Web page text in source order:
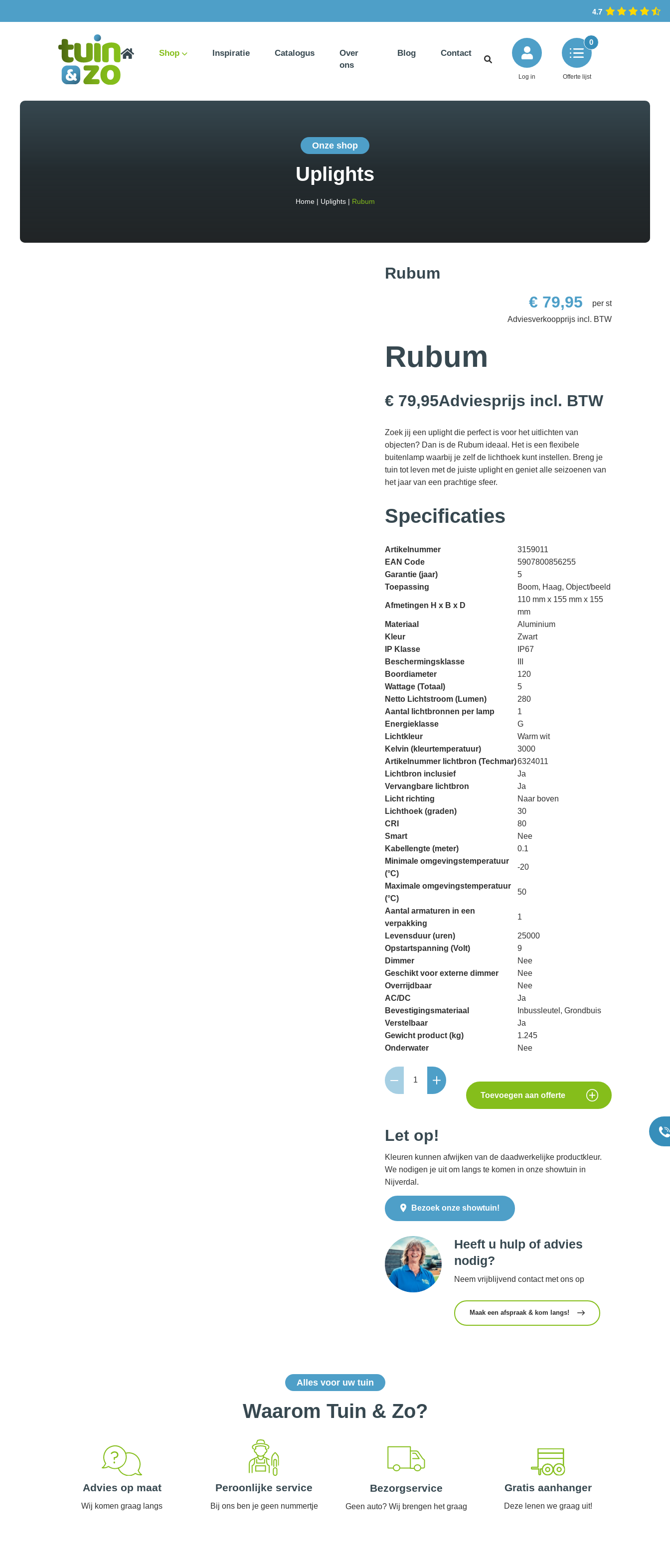
4.7
Shop Inspiratie Catalogus
Over
ons
Blog Contact
Log in Offerte lijst
0
Onze shop
Uplights
Home| Uplights| Rubum
Rubum
€ 79,95 per st
Rubum
€ 79,95Adviesprijs incl. BTW
Zoek jij een uplight die perfect is voor het uitlichten van
objecten? Dan is de Rubum ideaal. Het is een flexibele
buitenlamp waarbij je zelf de lichthoek kunt instellen. Breng je
tuin tot leven met de juiste uplight en geniet alle seizoenen van
het jaar van een prachtige sfeer.
Specificaties
Artikelnummer
3159011
EAN Code
5907800856255
Garantie (jaar)
5
Toepassing
Boom, Haag, Object/beeld
Afmetingen H x B x D
110 mm x 155 mm x 155
mm
Materiaal
Aluminium
Kleur
Zwart
IP Klasse
IP67
Beschermingsklasse
Boordiameter
120
Wattage (Totaal)
5
Netto Lichtstroom (Lumen)
280
Aantal lichtbronnen per lamp
1
Energieklasse
G
Lichtkleur
Warm wit
Kelvin (kleurtemperatuur)
3000
Artikelnummer lichtbron (Techmar)6324011
Lichtbron inclusief
Ja
Vervangbare lichtbron
Ja
Licht richting
Naar boven
Lichthoek (graden)
30
CRI
80
Smart
Nee
Kabellengte (meter)
0.1
Minimale omgevingstemperatuur
(°C)
-20
Maximale omgevingstemperatuur
(°C)
50
Aantal armaturen in een
verpakking
1
Levensduur (uren)
25000
Opstartspanning (Volt)
9
Dimmer
Nee
Geschikt voor externe dimmer
Nee
Overrijdbaar
Nee
AC/DC
Ja
Bevestigingsmateriaal
Inbussleutel, Grondbuis
Verstelbaar
Ja
Gewicht product (kg)
1.245
Onderwater
Nee
Rubum
aantal
Toevoegen aan offerte
Let op!
Kleuren kunnen afwijken van de daadwerkelijke productkleur.
We nodigen je uit om langs te komen in onze showtuin in
Nijverdal.
Bezoek onze showtuin!
Heeft u hulp of advies
nodig?
Neem vrijblijvend contact met ons op
Maak een afspraak & kom langs!
Alles voor uw tuin
Waarom Tuin & Zo?
Advies op maat
Wij komen graag langs
Peroonlijke service
Bij ons ben je geen nummertje
Bezorgservice
Geen auto? Wij brengen het graag
Gratis aanhanger
Deze lenen we graag uit!